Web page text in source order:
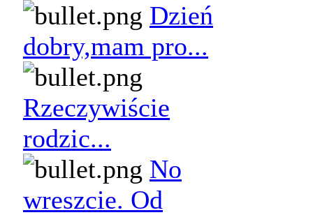
Dzień
dobry,mam pro...
Rzeczywiście
rodzic...
No
wreszcie. Od